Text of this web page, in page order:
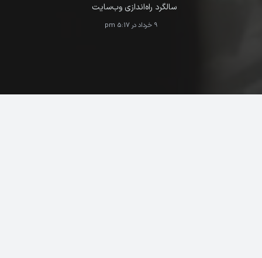
سالگرد راه‌اندازی وب‌سایت
9 خرداد در 5:17 pm